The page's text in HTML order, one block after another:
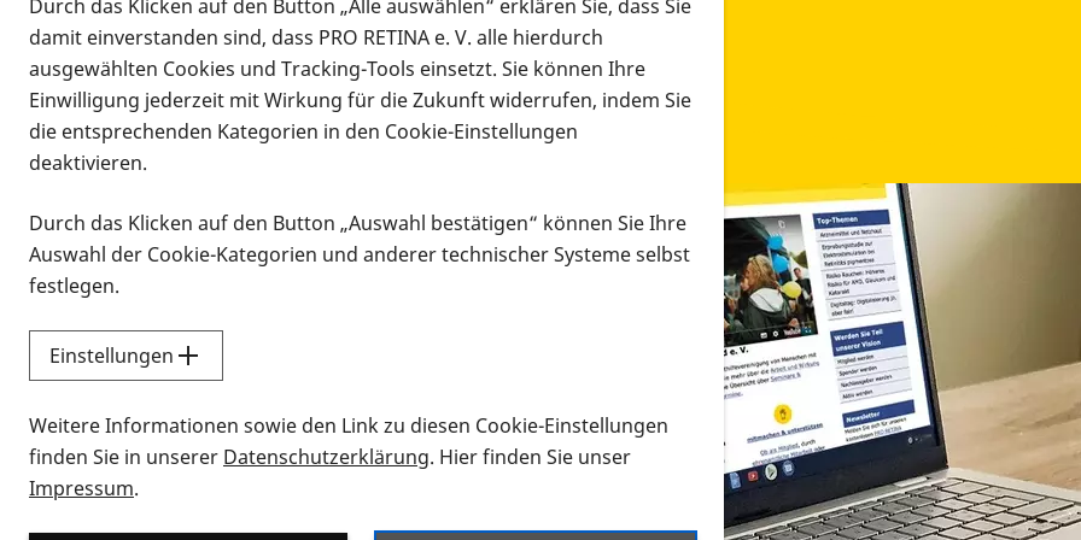
Infomaterial
Infomaterial
Vorlesen
Alle Infomaterialien in verschiedenen Formaten an
Sie möchten wissen, wie Sie nach Infonmaterial suchen und dieses bestellen bzw. herunterladen
Durch das Klicken auf den Button „Alle auswählen“ erklären Sie, dass Sie
damit einverstanden sind, dass PRO RETINA e. V. alle hierdurch
ausgewählten Cookies und Tracking-Tools einsetzt. Sie können Ihre
Einwilligung jederzeit mit Wirkung für die Zukunft widerrufen, indem Sie
die entsprechenden Kategorien in den Cookie-Einstellungen
deaktivieren.
Durch das Klicken auf den Button „Auswahl bestätigen“ können Sie Ihre
Auswahl der Cookie-Kategorien und anderer technischer Systeme selbst
festlegen.
Einstellungen
Weitere Informationen sowie den Link zu diesen Cookie-Einstellungen
finden Sie in unserer Datenschutzerklärung. Hier finden Sie unser
Impressum.